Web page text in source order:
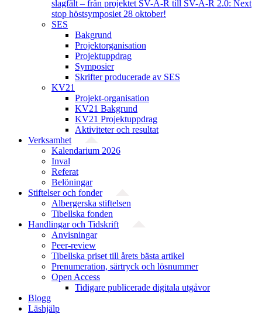
slagfält – från projektet SV-A-R till SV-A-R 2.0: Next
stop höstsymposiet 28 oktober!
SES
Bakgrund
Projekt­organisation
Projektuppdrag
Symposier
Skrifter producerade av SES
KV21
Projekt-organisation
KV21 Bakgrund
KV21 Projektuppdrag
Aktiviteter och resultat
Verksamhet
Kalendarium 2026
Inval
Referat
Belöningar
Stiftelser och fonder
Albergerska stiftelsen
Tibellska fonden
Handlingar och Tidskrift
Anvisningar
Peer-review
Tibellska priset till årets bästa artikel
Prenumeration, särtryck och lösnummer
Open Access
Tidigare publicerade digitala utgåvor
Blogg
Läshjälp